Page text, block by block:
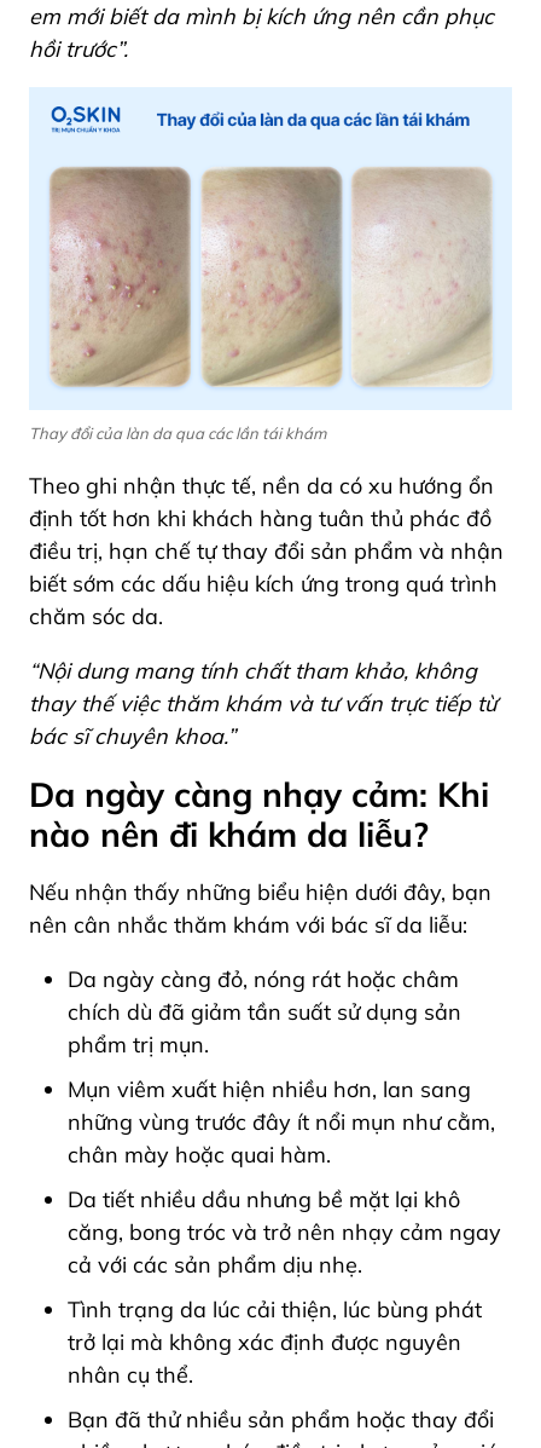
em mới biết da mình bị kích ứng nên cần phục
hồi trước”.
Thay đổi của làn da qua các lần tái khám
Theo ghi nhận thực tế, nền da có xu hướng ổn
định tốt hơn khi khách hàng tuân thủ phác đồ
điều trị, hạn chế tự thay đổi sản phẩm và nhận
biết sớm các dấu hiệu kích ứng trong quá trình
chăm sóc da.
“Nội dung mang tính chất tham khảo, không
thay thế việc thăm khám và tư vấn trực tiếp từ
bác sĩ chuyên khoa.”
Da ngày càng nhạy cảm: Khi
nào nên đi khám da liễu?
Nếu nhận thấy những biểu hiện dưới đây, bạn
nên cân nhắc thăm khám với bác sĩ da liễu:
Da ngày càng đỏ, nóng rát hoặc châm
chích dù đã giảm tần suất sử dụng sản
phẩm trị mụn.
Mụn viêm xuất hiện nhiều hơn, lan sang
những vùng trước đây ít nổi mụn như cằm,
chân mày hoặc quai hàm.
Da tiết nhiều dầu nhưng bề mặt lại khô
căng, bong tróc và trở nên nhạy cảm ngay
cả với các sản phẩm dịu nhẹ.
Tình trạng da lúc cải thiện, lúc bùng phát
trở lại mà không xác định được nguyên
nhân cụ thể.
Bạn đã thử nhiều sản phẩm hoặc thay đổi